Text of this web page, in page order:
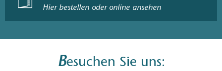
Hier bestellen oder online ansehen
Besuchen Sie uns: